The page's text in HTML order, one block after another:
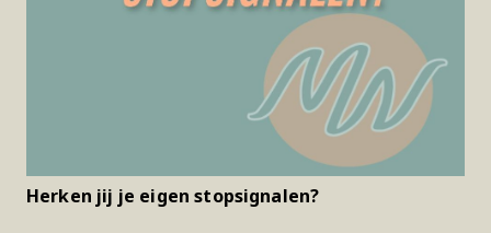
Herken jij je eigen stopsignalen?